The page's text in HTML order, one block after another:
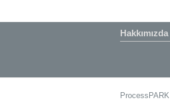
Hakkımızda
ProcessPARK